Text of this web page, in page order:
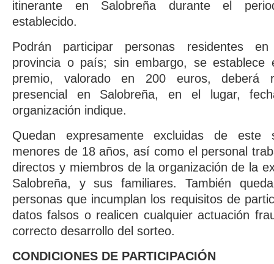
itinerante en Salobreña durante el
establecido.
Podrán participar personas residentes en
provincia o país; sin embargo, se establece
premio, valorado en 200 euros, deberá
presencial en Salobreña, en el lugar,
organización indique.
Quedan expresamente excluidas de este
menores de 18 años, así como el personal
directos y miembros de la organización de la
Salobreña, y sus familiares. También
personas que incumplan los requisitos de
datos falsos o realicen cualquier actuación
correcto desarrollo del sorteo.
CONDICIONES DE PARTICIPACIÓN